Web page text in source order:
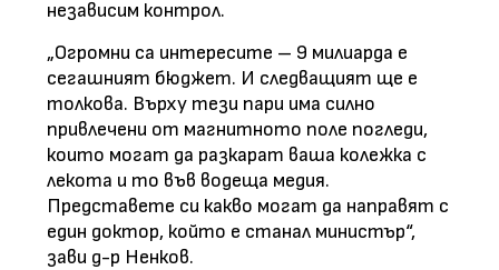
независим контрол.
„Огромни са интересите – 9 милиарда е
сегашният бюджет. И следващият ще е
толкова. Върху тези пари има силно
привлечени от магнитното поле погледи,
които могат да разкарат ваша колежка с
лекота и то във водеща медия.
Представете си какво могат да направят с
един доктор, който е станал министър“,
зави д-р Ненков.